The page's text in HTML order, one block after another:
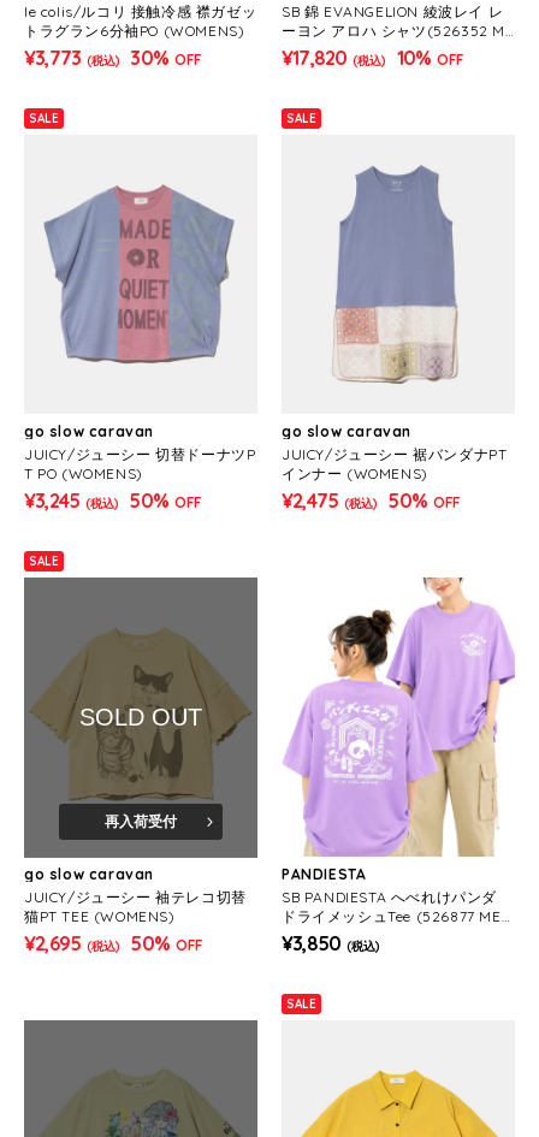
le colis/ルコリ 接触冷感 襟ガゼッ
トラグラン6分袖PO (WOMENS)
¥3,773 (税込) 30% OFF
SB 錦 EVANGELION 綾波レイ レ
ーヨン アロハ シャツ(526352 ME
NS/WOMENS)
¥17,820 (税込) 10% OFF
SALE
go slow caravan
JUICY/ジューシー 切替ドーナツP
T PO (WOMENS)
¥3,245 (税込) 50% OFF
SALE
go slow caravan
JUICY/ジューシー 裾バンダナPT
インナー (WOMENS)
¥2,475 (税込) 50% OFF
SALE
SOLD OUT
再入荷受付
go slow caravan
JUICY/ジューシー 袖テレコ切替
猫PT TEE (WOMENS)
¥2,695 (税込) 50% OFF
PANDIESTA
SB PANDIESTA へべれけパンダ
ドライメッシュTee (526877 MEN
S/WOMENS)
¥3,850 (税込)
SALE